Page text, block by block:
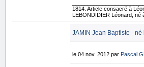
1814. Article consacré à
LEBONDIDIER Léonard, né
JAMIN Jean Baptiste -
le 04 nov. 2012 par Pascal